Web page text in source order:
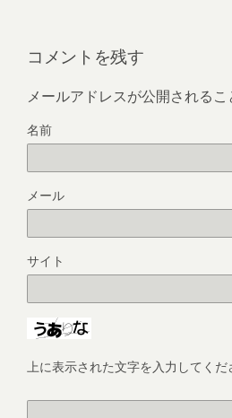
コメントを残す
メールアドレスが公開されるこ
名前
メール
サイト
上に表示された文字を入力してくだ